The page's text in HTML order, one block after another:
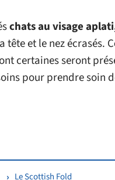
chats au visage
et le nez écrasés.
certaines seront
pour prendre soin
Le Scottish Fold